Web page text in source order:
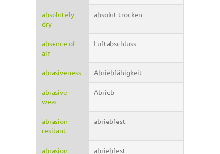
absolutely
dry
absolut trocken
absence of
air
Luftabschluss
abrasiveness Abriebfähigkeit
abrasive
wear
Abrieb
abrasion-
resitant
abriebfest
abrasion-
abriebfest